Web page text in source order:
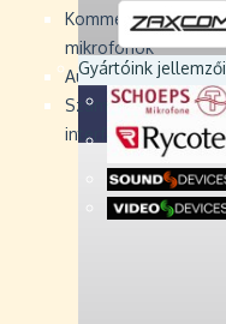
Kommentátor-
mikrofonok
Audio Monitors
Számítógépes audió
interfész
Devices
Devices
Zaxcom
Zaxcom
Gyártóink jellemzői